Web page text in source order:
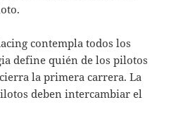
contempla todos los
define quién de los pilotos
la primera carrera. La
deben intercambiar el